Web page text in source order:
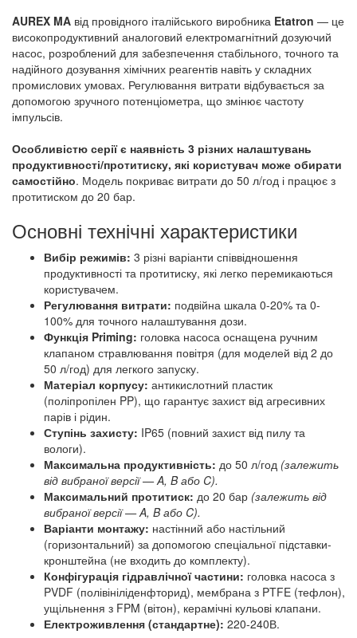
AUREX MA від провідного італійського виробника Etatron — це
високопродуктивний аналоговий електромагнітний дозуючий
насос, розроблений для забезпечення стабільного, точного та
надійного дозування хімічних реагентів навіть у складних
промислових умовах. Регулювання витрати відбувається за
допомогою зручного потенціометра, що змінює частоту
імпульсів.
Особливістю серії є наявність 3 різних налаштувань
продуктивності/протитиску, які користувач може обирати
самостійно. Модель покриває витрати до 50 л/год і працює з
протитиском до 20 бар.
Основні технічні характеристики
Вибір режимів: 3 різні варіанти співвідношення
продуктивності та протитиску, які легко перемикаються
користувачем.
Регулювання витрати: подвійна шкала 0-20% та 0-
100% для точного налаштування дози.
Функція Priming: головка насоса оснащена ручним
клапаном стравлювання повітря (для моделей від 2 до
50 л/год) для легкого запуску.
Матеріал корпусу: антикислотний пластик
(поліпропілен PP), що гарантує захист від агресивних
парів і рідин.
Ступінь захисту: IP65 (повний захист від пилу та
вологи).
Максимальна продуктивність: до 50 л/год (залежить
від вибраної версії — A, B або C).
Максимальний протитиск: до 20 бар (залежить від
вибраної версії — A, B або C).
Варіанти монтажу: настінний або настільний
(горизонтальний) за допомогою спеціальної підставки-
кронштейна (не входить до комплекту).
Конфігурація гідравлічної частини: головка насоса з
PVDF (полівініліденфторид), мембрана з PTFE (тефлон),
ущільнення з FPM (вітон), керамічні кульові клапани.
Електроживлення (стандартне): 220-240В.